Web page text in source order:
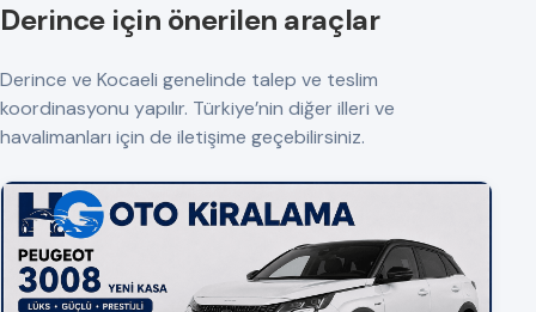
Derince için önerilen araçlar
Derince ve Kocaeli genelinde talep ve teslim
koordinasyonu yapılır. Türkiye’nin diğer illeri ve
havalimanları için de iletişime geçebilirsiniz.